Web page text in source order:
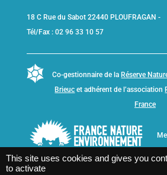
18 C Rue du Sabot 22440 PLOUFRAGAN -
Tél/Fax : 02 96 33 10 57
Co-gestionnaire de la Réserve
Brieuc et adhérent de l’association
France
This site uses cookies and gives you
to activate